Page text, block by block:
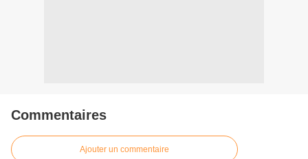
Commentaires
Ajouter un commentaire